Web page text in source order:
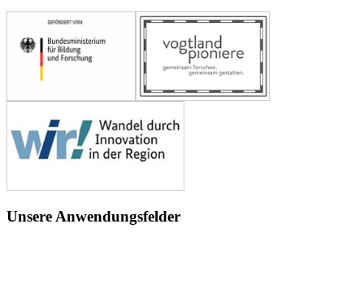
Unsere Anwendungsfelder